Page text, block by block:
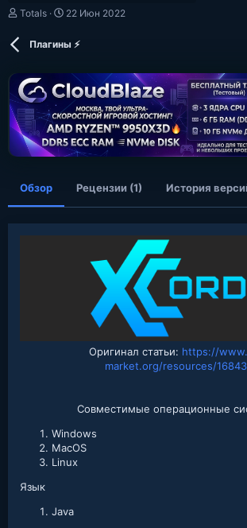
А
Totals
Д
а
о
з
д
а
н
и
я
22 Июн 2022
Плагины ⚡
Обзор Рецензии (1) История
Оригинал статьи: https://
market.org/resources/
Совместимые операционные
Windows
MacOS
Linux
Язык
Java